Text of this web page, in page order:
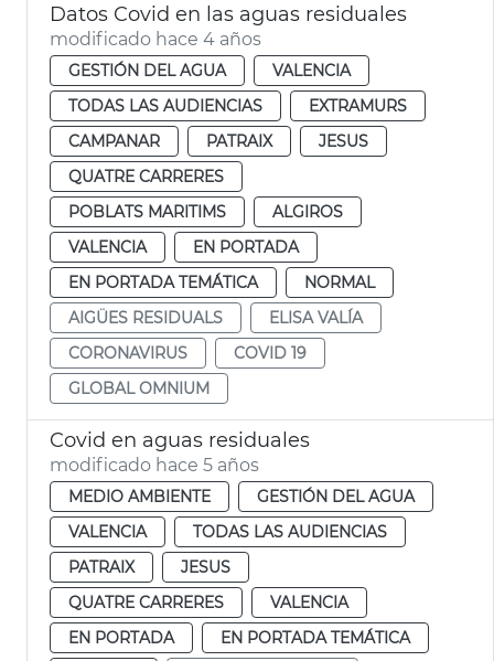
Datos Covid en las aguas residuales
modificado hace 4 años
GESTIÓN DEL AGUA
VALENCIA
TODAS LAS AUDIENCIAS
EXTRAMURS
CAMPANAR
PATRAIX
JESUS
QUATRE CARRERES
POBLATS MARITIMS
ALGIROS
VALENCIA
EN PORTADA
EN PORTADA TEMÁTICA
NORMAL
AIGÜES RESIDUALS
ELISA VALÍA
CORONAVIRUS
COVID 19
GLOBAL OMNIUM
Covid en aguas residuales
modificado hace 5 años
MEDIO AMBIENTE
GESTIÓN DEL AGUA
VALENCIA
TODAS LAS AUDIENCIAS
PATRAIX
JESUS
QUATRE CARRERES
VALENCIA
EN PORTADA
EN PORTADA TEMÁTICA